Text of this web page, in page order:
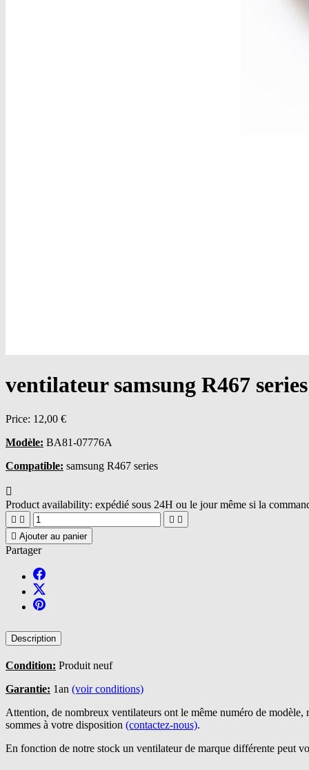
ventilateur samsung R467
Price: 12,00 €
Modèle: BA81-07776A
Compatible: samsung R467 series

Product availability: expédié sous 24H ou le jour même si la
   
 Ajouter au panier
Partager
Description
Condition: Produit neuf
Garantie: 1an (voir conditions)
Attention, de nombreux ventilateurs ont le même numéro de
sommes à votre disposition (contactez-nous).
En fonction de notre stock un ventilateur de marque différente peut